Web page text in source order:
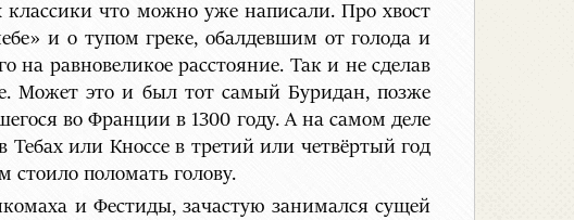
что можно уже написали. Про хвост
и о тупом греке, обалдевшим от голода и
равновеликое расстояние. Так и не сделав
Может это и был тот самый Буридан, позже
во Франции в 1300 году. А на самом деле
или Кноссе в третий или четвёртый год
поломать голову.
и Фестиды, зачастую занимался сущей